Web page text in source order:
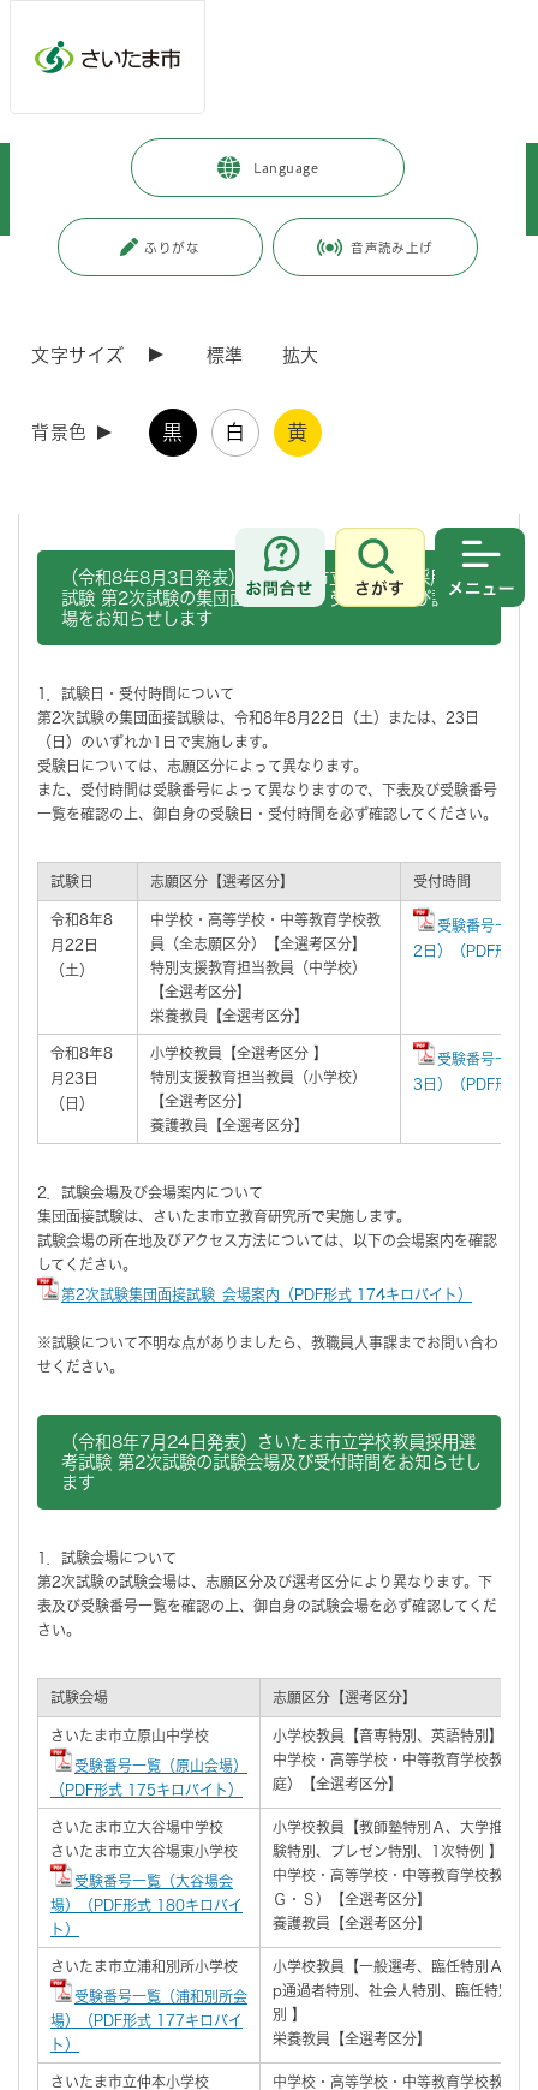
Language
ふりがな 音声読み上げ
文字サイズ 標準 拡大
背景色 黒 白 黄
お問合せ
さがす
市政情報 募集 > 職員採用
職員採用（教育委員会）
更新日付：2026年8月3日 / ページ番号：C128214
校教員採用選考試験
令和9年度採用（令和8年度実施） さいたま市立学校教
員採用選考試験に関する情報を、随時お知らせします
（令和8年8月3日発表）さいたま市立学校教員採用選考
試験 第2次試験の集団面接試験日・受付時間及び試験会
場をお知らせします
1．試験日・受付時間について
第2次試験の集団面接試験は、令和8年8月22日（土）または、23日
（日）のいずれか1日で実施します。
受験日については、志願区分によって異なります。
また、受付時間は受験番号によって異なりますので、下表及び受験番号
一覧を確認の上、御自身の受験日・受付時間を必ず確認してください。
試験日 志願区分【選考区分】 受付時間
令和8年8
月22日
（土）
中学校・高等学校・中等教育学校教
員（全志願区分）【全選考区分】
特別支援教育担当教員（中学校）
【全選考区分】
栄養教員【全選考区分】
受験番号一覧
2日）（PDF形式
令和8年8
月23日
（日）
小学校教員【全選考区分 】
特別支援教育担当教員（小学校）
【全選考区分】
養護教員【全選考区分】
受験番号一覧
3日）（PDF形式
2．試験会場及び会場案内について
集団面接試験は、さいたま市立教育研究所で実施します。
試験会場の所在地及びアクセス方法については、以下の会場案内を確認
してください。
第2次試験集団面接試験_会場案内（PDF形式 174キロバイト）
※試験について不明な点がありましたら、教職員人事課までお問い合わ
せください。
（令和8年7月24日発表）さいたま市立学校教員採用選
考試験 第2次試験の試験会場及び受付時間をお知らせし
ます
1．試験会場について
第2次試験の試験会場は、志願区分及び選考区分により異なります。下
表及び受験番号一覧を確認の上、御自身の試験会場を必ず確認してくだ
さい。
試験会場 志願区分【選考区分】
さいたま市立原山中学校
受験番号一覧（原山会場）
（PDF形式 175キロバイト）
小学校教員【音専特別、英語特別】
中学校・高等学校・中等教育学校教員（
庭）【全選考区分】
さいたま市立大谷場中学校
さいたま市立大谷場東小学校
受験番号一覧（大谷場会
場）（PDF形式 180キロバイ
ト）
小学校教員【教師塾特別Ａ、大学推薦特
験特別、プレゼン特別、1次特例 】
中学校・高等学校・中等教育学校教員（
Ｇ・Ｓ）【全選考区分】
養護教員【全選考区分】
さいたま市立浦和別所小学校
受験番号一覧（浦和別所会
場）（PDF形式 177キロバイ
ト）
小学校教員【一般選考、臨任特別Ａ、
p通過者特別、社会人特別、臨任特別B
別 】
栄養教員【全選考区分】
さいたま市立仲本小学校
中学校・高等学校・中等教育学校教員（